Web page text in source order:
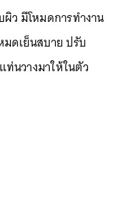
ว มีโหมดการทำงาน
มดเย็นสบาย ปรับ
นวางมาให้ในตัว